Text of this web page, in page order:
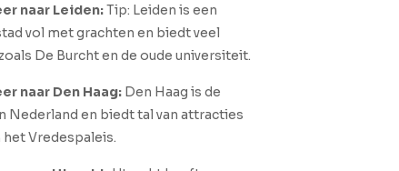
naar Leiden:Tip: Leiden is een
vol met grachten en biedt veel
De Burcht en de oude universiteit.
naar Den Haag:Den Haag is de
Nederland en biedt tal van attracties
Vredespaleis.